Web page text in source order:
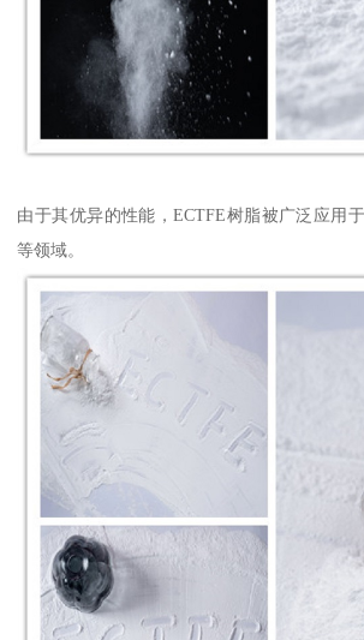
由于其优异的性能，ECTFE树脂被广泛应用
等领域。